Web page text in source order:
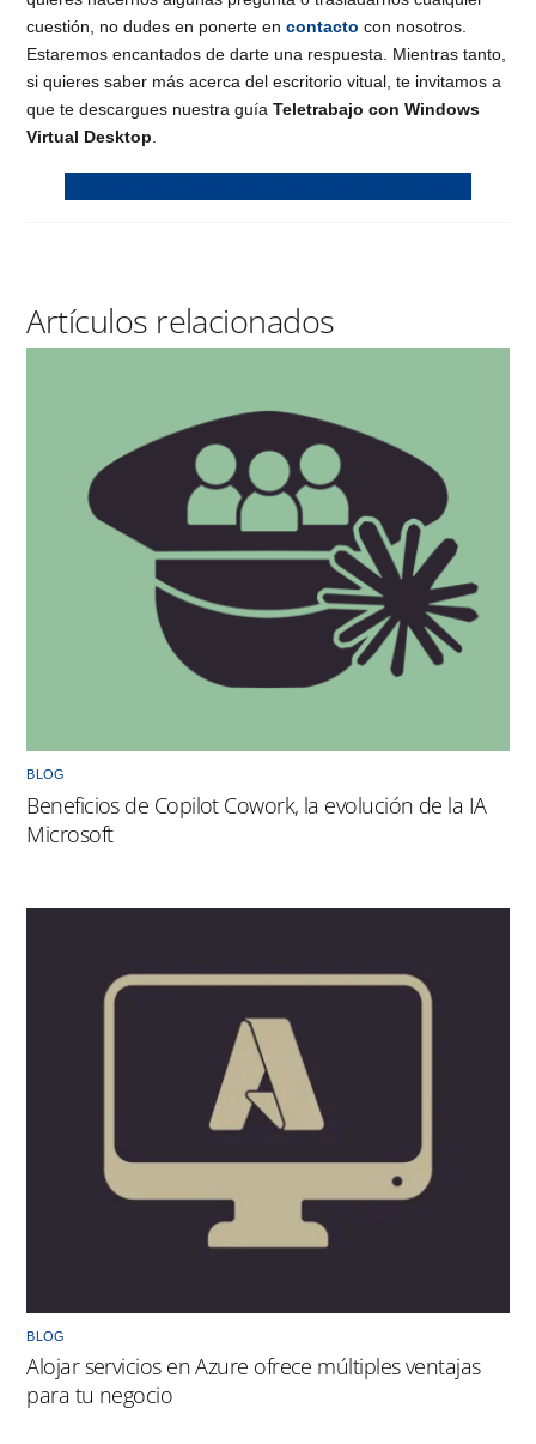
cuestión, no dudes en ponerte encontacto con nosotros.
Estaremos encantados de darte una respuesta. Mientras tanto,
si quieres saber más acerca del escritorio vitual, te invitamos a
que te descargues nuestra guíaTeletrabajo con Windows
Virtual Desktop
BLOG
Beneficios de Copilot Cowork, la evolución de la IA
Microsoft
BLOG
Alojar servicios en Azure ofrece múltiples ventajas
para tu negocio